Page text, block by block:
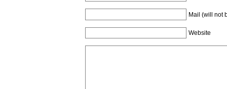
Mail (will not
Website